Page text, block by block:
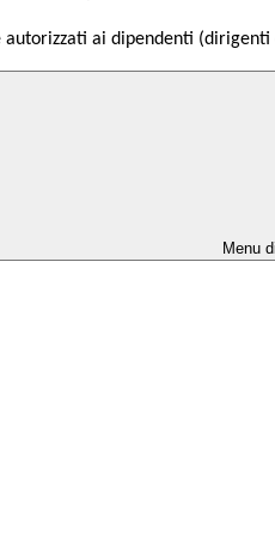
ai dipendenti (dirigenti
Menu